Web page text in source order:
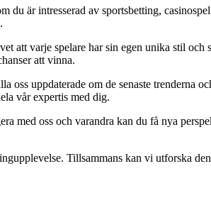
är intresserad av sportsbetting,
varje spelare har sin egen unika stil och
att vinna.
oss uppdaterade om de senaste trenderna
vår expertis med dig.
med oss och varandra kan du få nya
Tillsammans kan vi utforska